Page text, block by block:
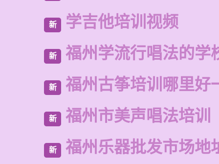
新 学吉他培训视频
新 福州学流行唱法的学
新 福州古筝培训哪里好
新 福州市美声唱法培训
新 福州乐器批发市场地